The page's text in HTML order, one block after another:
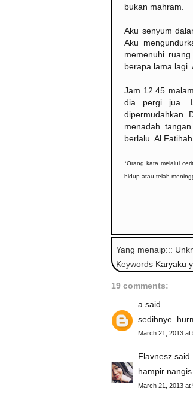
bukan mahram.
Aku senyum
Aku
memenuhi
berapa lama lagi.
Jam 12.45
dia pergi jua.
dipermudahkan.
menadah
berlalu. Al
*Orang kata melalui
hidup atau telah
Yang menaip:::
Keywords Karyaku
19 comments:
a said...
March 21, 2013 at
Flavnesz said...
hampir
March 21, 2013 at